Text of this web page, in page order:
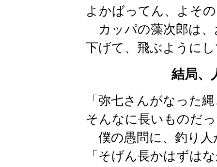
よかばってん、よそ
カッパの藻次郎は、
下げて、飛ぶように
結局、
「弥七さんがなった
そんなに長いものだ
僕の愚問に、釣り人
「そげん長かはずは